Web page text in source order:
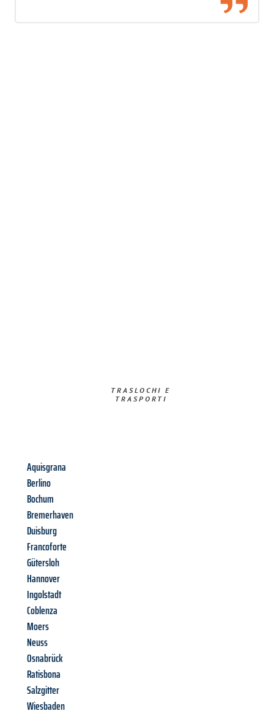
TRASLOCHI E
TRASPORTI​
Aquisgrana
Berlino
Bochum
Bremerhaven
Duisburg
Francoforte
Gütersloh
Hannover
Ingolstadt
Coblenza
Moers
Neuss
Osnabrück
Ratisbona
Salzgitter
Wiesbaden